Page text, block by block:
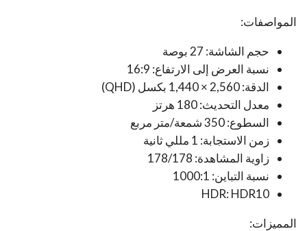
المواصفات:
حجم الشاشة: 27 بوصة
نسبة العرض إلى الارتفاع: 16:9
الدقة: 2,560 × 1,440 بكسل (QHD)
معدل التحديث: 180 هرتز
السطوع: 350 شمعة/متر مربع
زمن الاستجابة: 1 مللي ثانية
زاوية المشاهدة: 178/178
نسبة التباين: 1000:1
HDR: HDR10
المميزات: